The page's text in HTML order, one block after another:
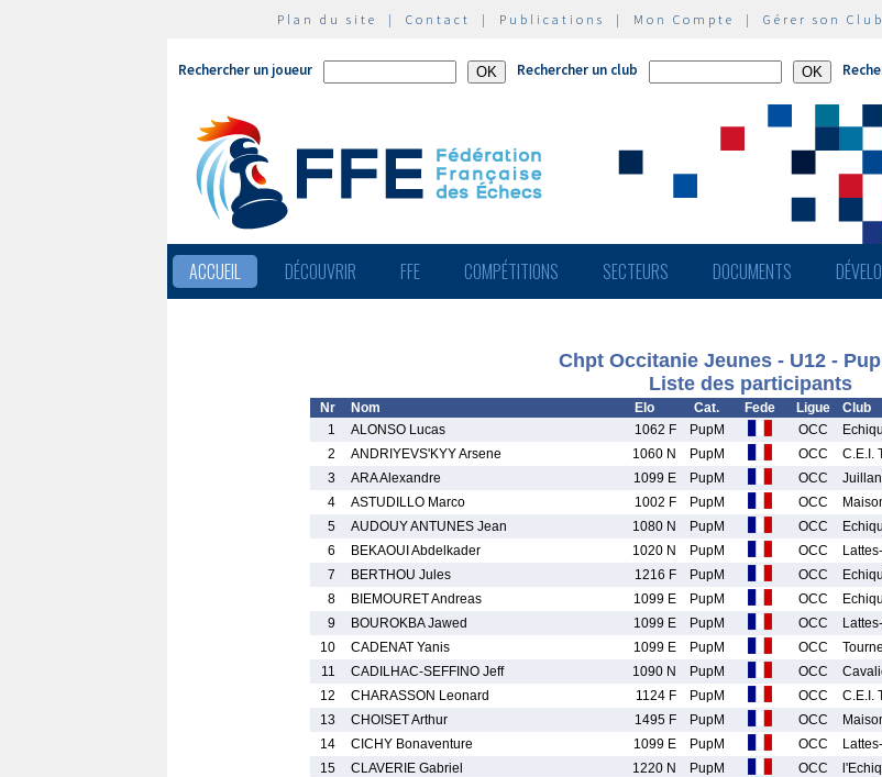
Plan du site | Contact | Publications | Mon Compte | Gérer son Club
Rechercher un joueur Rechercher un club
ACCUEIL DÉCOUVRIR FFE COMPÉTITIONS SECTEURS DOCUMENTS
Chpt Occitanie Jeunes - U12 -
Liste des participants
Nr Nom Elo Cat. Fede Ligue
Club
1
ALONSO Lucas 1062 F PupM OCC
2
ANDRIYEVS'KYY Arsene 1060 N PupM OCC
C.E.I.
3
ARA Alexandre 1099 E PupM OCC
4
ASTUDILLO Marco 1002 F PupM OCC
5
AUDOUY ANTUNES Jean 1080 N PupM OCC
6
BEKAOUI Abdelkader 1020 N PupM OCC
7
BERTHOU Jules 1216 F PupM OCC
8
BIEMOURET Andreas 1099 E PupM OCC
9
BOUROKBA Jawed 1099 E PupM OCC
10
CADENAT Yanis 1099 E PupM OCC
11
CADILHAC-SEFFINO Jeff 1090 N PupM OCC
12
CHARASSON Leonard 1124 F PupM OCC
C.E.I.
13
CHOISET Arthur 1495 F PupM OCC
14
CICHY Bonaventure 1099 E PupM OCC
15
CLAVERIE Gabriel 1220 N PupM OCC